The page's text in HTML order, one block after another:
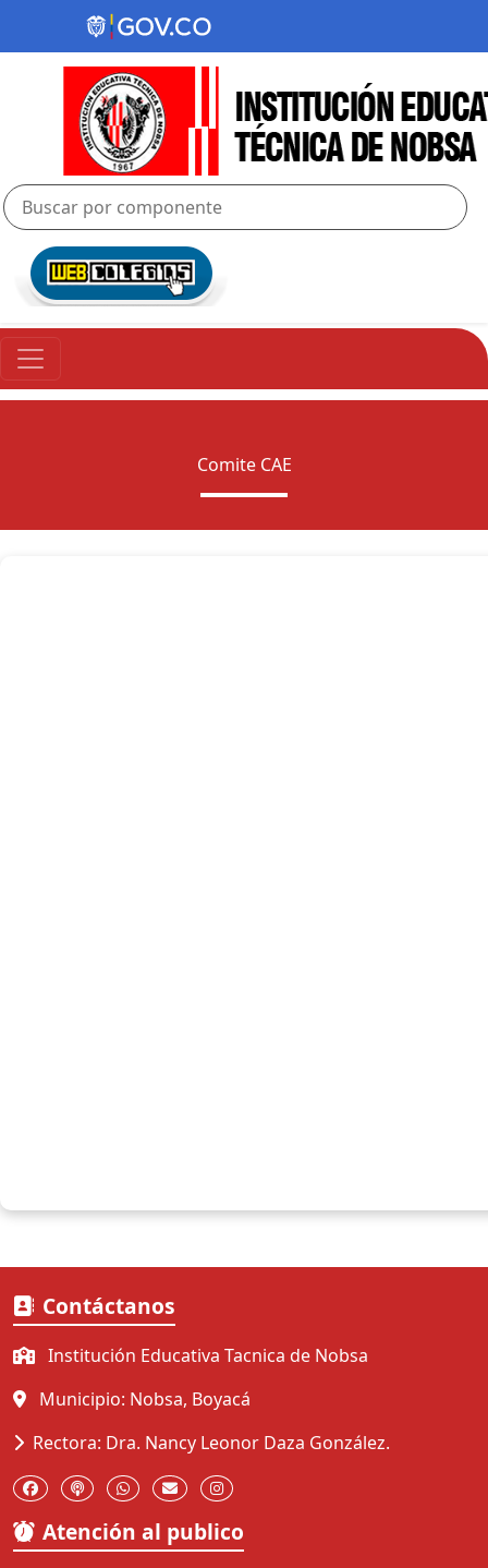
Comite CAE
Contáctanos
Institución Educativa Tacnica de Nobsa
Municipio: Nobsa, Boyacá
Rectora: Dra. Nancy Leonor Daza González.
Atención al publico